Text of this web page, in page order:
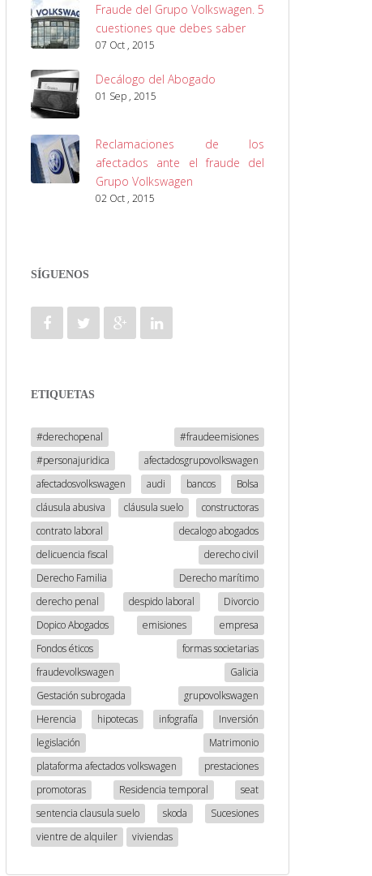
Fraude del Grupo Volkswagen. 5
cuestiones que debes saber
07 Oct , 2015
Decálogo del Abogado
01 Sep , 2015
Reclamaciones de los
afectados ante el fraude del
Grupo Volkswagen
02 Oct , 2015
SÍGUENOS
ETIQUETAS
#derechopenal
#fraudeemisiones
#personajuridica
afectadosgrupovolkswagen
afectadosvolkswagen
audi bancos
Bolsa
cláusula abusiva
cláusula suelo
constructoras
contrato laboral
decalogo abogados
delicuencia fiscal
derecho civil
Derecho Familia
Derecho marítimo
derecho penal
despido laboral
Divorcio
Dopico Abogados
emisiones
empresa
Fondos éticos
formas societarias
fraudevolkswagen
Galicia
Gestación subrogada
grupovolkswagen
Herencia
hipotecas infografía
Inversión
legislación
Matrimonio
plataforma afectados volkswagen
prestaciones
promotoras
Residencia temporal
seat
sentencia clausula suelo
skoda
Sucesiones
vientre de alquiler
viviendas